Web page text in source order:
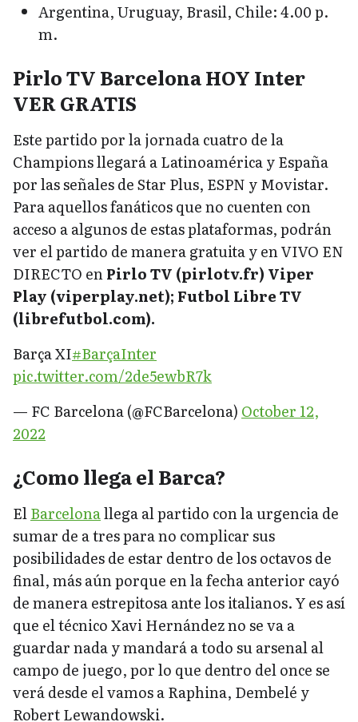
Argentina, Uruguay, Brasil, Chile: 4.00 p.
m.
Pirlo TV Barcelona HOY Inter
VER GRATIS
Este partido por la jornada cuatro de la
Champions llegará a Latinoamérica y España
por las señales de Star Plus, ESPN y Movistar.
Para aquellos fanáticos que no cuenten con
acceso a algunos de estas plataformas, podrán
ver el partido de manera gratuita y en VIVO EN
DIRECTO enPirlo TV (pirlotv.fr) Viper
Play (viperplay.net); Futbol Libre TV
(librefutbol.com).
Barça XI#BarçaInter
pic.twitter.com/2de5ewbR7k
— FC Barcelona (@FCBarcelona) October 12,
2022
¿Como llega el Barca?
ElBarcelonallega al partido con la urgencia de
sumar de a tres para no complicar sus
posibilidades de estar dentro de los octavos de
final, más aún porque en la fecha anterior cayó
de manera estrepitosa ante los italianos. Y es así
que el técnico Xavi Hernández no se va a
guardar nada y mandará a todo su arsenal al
campo de juego, por lo que dentro del once se
verá desde el vamos a Raphina, Dembelé y
Robert Lewandowski.